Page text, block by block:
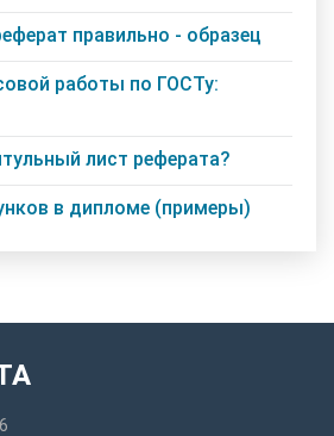
правильно - образец
работы по ГОСТу:
лист реферата?
в дипломе (примеры)